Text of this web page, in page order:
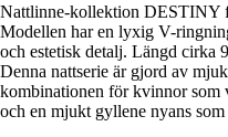
Nattlinne-kollektion DESTINY
Modellen har en lyxig V-
och estetisk detalj. Längd cirka
Denna nattserie är gjord av
kombinationen för kvinnor som
och en mjukt gyllene nyans